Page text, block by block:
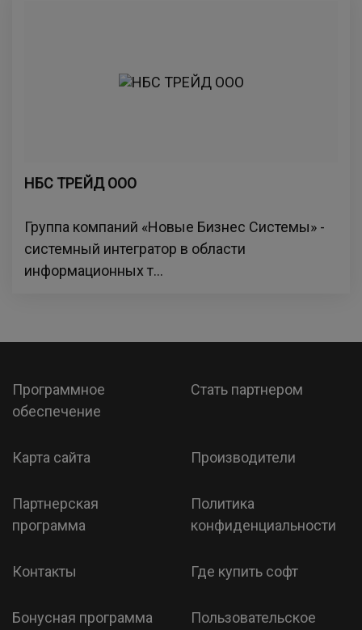
НБС ТРЕЙД ООО
Группа компаний «Новые Бизнес Системы» -
системный интегратор в области
информационных т...
Программное
обеспечение
Стать партнером
Карта сайта Производители
Партнерская
программа
Политика
конфиденциальности
Контакты Где купить софт
Бонусная программа
Пользовательское